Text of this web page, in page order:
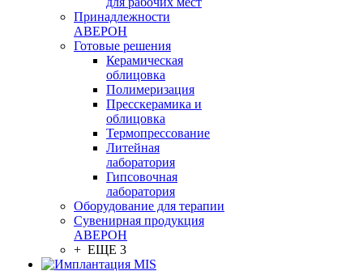
Принадлежности
АВЕРОН
Готовые решения
Керамическая
облицовка
Полимеризация
Пресскерамика и
облицовка
Термопрессование
Литейная
лаборатория
Гипсовочная
лаборатория
Оборудование для терапии
Сувенирная продукция
АВЕРОН
+ ЕЩЕ 3